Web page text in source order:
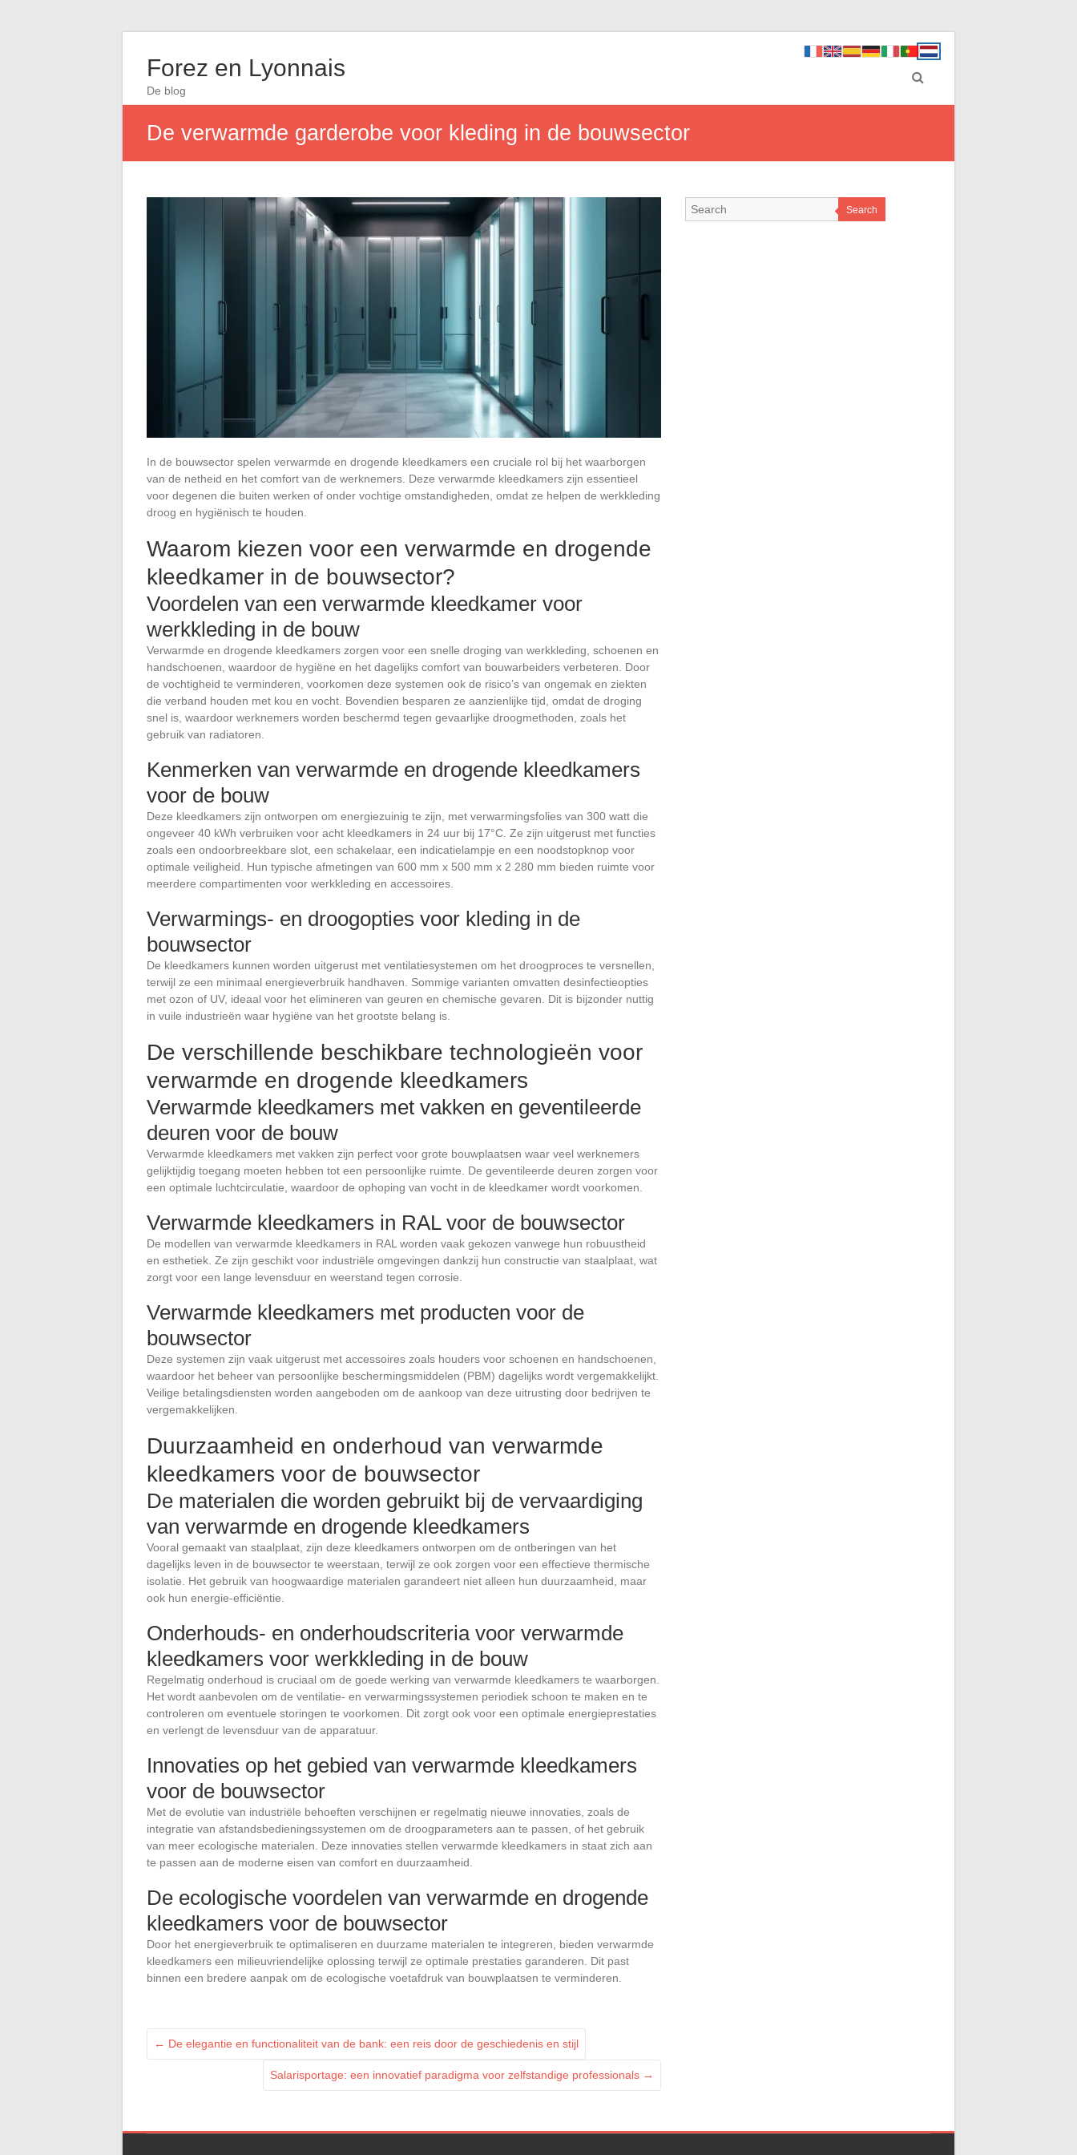
Forez en Lyonnais
De blog
De verwarmde garderobe voor kleding in de bouwsector
In de bouwsector spelen verwarmde en drogende kleedkamers een cruciale rol bij het waarborgen
van de netheid en het comfort van de werknemers. Deze verwarmde kleedkamers zijn essentieel
voor degenen die buiten werken of onder vochtige omstandigheden, omdat ze helpen de werkkleding
droog en hygiënisch te houden.
Waarom kiezen voor een verwarmde en drogende
kleedkamer in de bouwsector?
Voordelen van een verwarmde kleedkamer voor
werkkleding in de bouw
Verwarmde en drogende kleedkamers zorgen voor een snelle droging van werkkleding, schoenen en
handschoenen, waardoor de hygiëne en het dagelijks comfort van bouwarbeiders verbeteren. Door
de vochtigheid te verminderen, voorkomen deze systemen ook de risico’s van ongemak en ziekten
die verband houden met kou en vocht. Bovendien besparen ze aanzienlijke tijd, omdat de droging
snel is, waardoor werknemers worden beschermd tegen gevaarlijke droogmethoden, zoals het
gebruik van radiatoren.
Kenmerken van verwarmde en drogende kleedkamers
voor de bouw
Deze kleedkamers zijn ontworpen om energiezuinig te zijn, met verwarmingsfolies van 300 watt die
ongeveer 40 kWh verbruiken voor acht kleedkamers in 24 uur bij 17°C. Ze zijn uitgerust met functies
zoals een ondoorbreekbare slot, een schakelaar, een indicatielampje en een noodstopknop voor
optimale veiligheid. Hun typische afmetingen van 600 mm x 500 mm x 2 280 mm bieden ruimte voor
meerdere compartimenten voor werkkleding en accessoires.
Verwarmings- en droogopties voor kleding in de
bouwsector
De kleedkamers kunnen worden uitgerust met ventilatiesystemen om het droogproces te versnellen,
terwijl ze een minimaal energieverbruik handhaven. Sommige varianten omvatten desinfectieopties
met ozon of UV, ideaal voor het elimineren van geuren en chemische gevaren. Dit is bijzonder nuttig
in vuile industrieën waar hygiëne van het grootste belang is.
De verschillende beschikbare technologieën voor
verwarmde en drogende kleedkamers
Verwarmde kleedkamers met vakken en geventileerde
deuren voor de bouw
Verwarmde kleedkamers met vakken zijn perfect voor grote bouwplaatsen waar veel werknemers
gelijktijdig toegang moeten hebben tot een persoonlijke ruimte. De geventileerde deuren zorgen voor
een optimale luchtcirculatie, waardoor de ophoping van vocht in de kleedkamer wordt voorkomen.
Verwarmde kleedkamers in RAL voor de bouwsector
De modellen van verwarmde kleedkamers in RAL worden vaak gekozen vanwege hun robuustheid
en esthetiek. Ze zijn geschikt voor industriële omgevingen dankzij hun constructie van staalplaat, wat
zorgt voor een lange levensduur en weerstand tegen corrosie.
Verwarmde kleedkamers met producten voor de
bouwsector
Deze systemen zijn vaak uitgerust met accessoires zoals houders voor schoenen en handschoenen,
waardoor het beheer van persoonlijke beschermingsmiddelen (PBM) dagelijks wordt vergemakkelijkt.
Veilige betalingsdiensten worden aangeboden om de aankoop van deze uitrusting door bedrijven te
vergemakkelijken.
Duurzaamheid en onderhoud van verwarmde
kleedkamers voor de bouwsector
De materialen die worden gebruikt bij de vervaardiging
van verwarmde en drogende kleedkamers
Vooral gemaakt van staalplaat, zijn deze kleedkamers ontworpen om de ontberingen van het
dagelijks leven in de bouwsector te weerstaan, terwijl ze ook zorgen voor een effectieve thermische
isolatie. Het gebruik van hoogwaardige materialen garandeert niet alleen hun duurzaamheid, maar
ook hun energie-efficiëntie.
Onderhouds- en onderhoudscriteria voor verwarmde
kleedkamers voor werkkleding in de bouw
Regelmatig onderhoud is cruciaal om de goede werking van verwarmde kleedkamers te waarborgen.
Het wordt aanbevolen om de ventilatie- en verwarmingssystemen periodiek schoon te maken en te
controleren om eventuele storingen te voorkomen. Dit zorgt ook voor een optimale energieprestaties
en verlengt de levensduur van de apparatuur.
Innovaties op het gebied van verwarmde kleedkamers
voor de bouwsector
Met de evolutie van industriële behoeften verschijnen er regelmatig nieuwe innovaties, zoals de
integratie van afstandsbedieningssystemen om de droogparameters aan te passen, of het gebruik
van meer ecologische materialen. Deze innovaties stellen verwarmde kleedkamers in staat zich aan
te passen aan de moderne eisen van comfort en duurzaamheid.
De ecologische voordelen van verwarmde en drogende
kleedkamers voor de bouwsector
Door het energieverbruik te optimaliseren en duurzame materialen te integreren, bieden verwarmde
kleedkamers een milieuvriendelijke oplossing terwijl ze optimale prestaties garanderen. Dit past
binnen een bredere aanpak om de ecologische voetafdruk van bouwplaatsen te verminderen.
← De elegantie en functionaliteit van de bank: een reis door de geschiedenis en stijl
Salarisportage: een innovatief paradigma voor zelfstandige professionals →
Search